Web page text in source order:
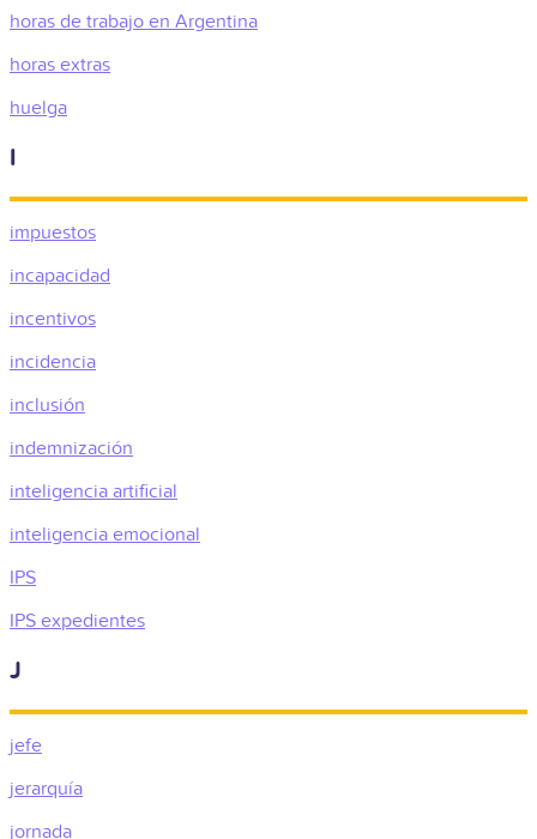
horas de trabajo en Argentina
horas extras
huelga
I
impuestos
incapacidad
incentivos
incidencia
inclusión
indemnización
inteligencia artificial
inteligencia emocional
IPS
IPS expedientes
J
jefe
jerarquía
jornada